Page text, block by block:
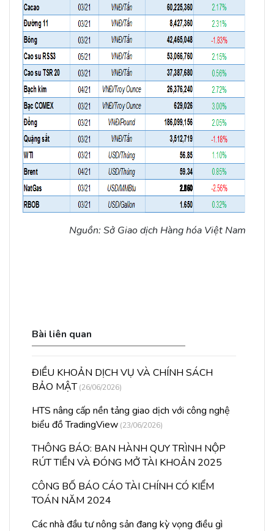
Nguồn: Sở Giao dịch Hàng hóa Việt Nam
Bài liên quan
ĐIỀU KHOẢN DỊCH VỤ VÀ CHÍNH SÁCH
BẢO MẬT (26/06/2026)
HTS nâng cấp nền tảng giao dịch với công nghệ
biểu đồ TradingView (23/06/2026)
THÔNG BÁO: BAN HÀNH QUY TRÌNH NỘP
RÚT TIỀN VÀ ĐÓNG MỞ TÀI KHOẢN 2025
CÔNG BỐ BÁO CÁO TÀI CHÍNH CÓ KIỂM
TOÁN NĂM 2024
Các nhà đầu tư nông sản đang kỳ vọng điều gì